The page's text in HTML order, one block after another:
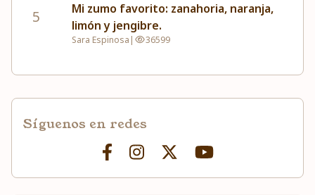
5
Mi zumo favorito: zanahoria, naranja,
limón y jengibre.
Sara Espinosa | 36599
Síguenos en redes